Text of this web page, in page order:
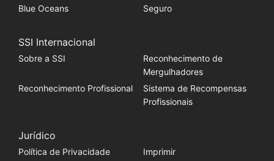
Blue Oceans
Seguro
SSI Internacional
Sobre a SSI
Reconhecimento de
Mergulhadores
Reconhecimento Profissional
Sistema de Recompensas
Profissionais
Jurídico
Política de Privacidade
Imprimir